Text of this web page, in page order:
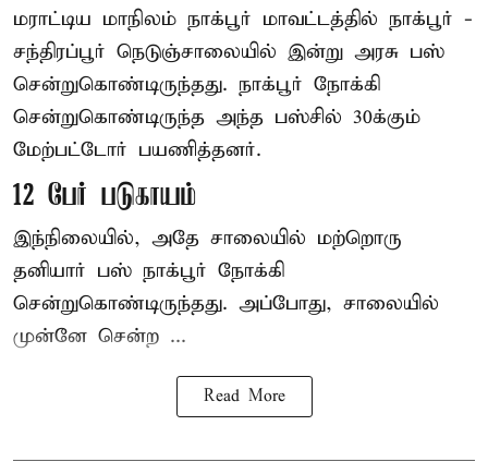
மராட்டிய மாநிலம் நாக்பூர் மாவட்டத்தில் நாக்பூர் -
சந்திரப்பூர் நெடுஞ்சாலையில் இன்று அரசு பஸ்
சென்றுகொண்டிருந்தது. நாக்பூர் நோக்கி
சென்றுகொண்டிருந்த அந்த பஸ்சில் 30க்கும்
மேற்பட்டோர் பயணித்தனர்.
12 பேர் படுகாயம்
இந்நிலையில், அதே சாலையில் மற்றொரு
தனியார் பஸ் நாக்பூர் நோக்கி
சென்றுகொண்டிருந்தது. அப்போது, சாலையில்
முன்னே சென்ற ...
Read More